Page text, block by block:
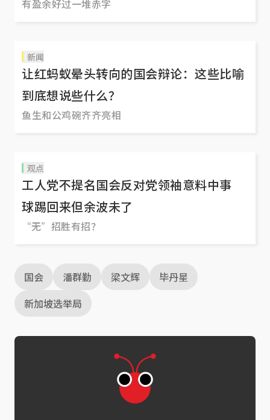
工部的辩论中，贸工部兼文化、社区及青年部高级
不已的一幕……
有盈余好过一堆赤字
新闻
让红蚂蚁晕头转向的国会辩论：这些比喻
到底想说些什么？
鱼生和公鸡碗齐齐亮相
观点
工人党不提名国会反对党领袖意料中事
球踢回来但余波未了
“无”招胜有招？
国会 潘群勤 梁文辉
毕丹星
新加坡选举局